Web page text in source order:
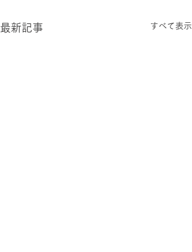
最新記事 すべて表示